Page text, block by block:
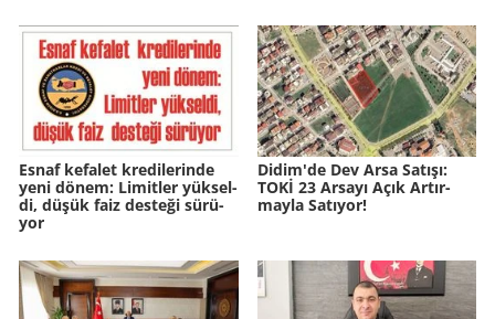
Esnaf ke­fa­let kre­di­le­rin­de
yeni dönem: Li­mit­ler yük­sel­
di, düşük faiz des­te­ği sü­rü­
yor
Didim'de Dev Arsa Sa­tı­şı:
TOKİ 23 Ar­sa­yı Açık Ar­tır­
may­la Sa­tı­yor!